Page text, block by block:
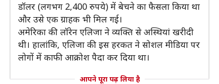
डॉलर (लगभग 2,400 रुपये) में बेचने का फैसला किया था
और उसे एक ग्राहक भी मिल गई।
अमेरिका की लॉरेन एलिजा ने व्यक्ति से अस्थियां खरीदी
थी। हालांकि, एलिजा की इस हरकत ने सोशल मीडिया पर
लोगों में काफी आक्रोश पैदा कर दिया था।
आपने पूरा पढ़ लिया है